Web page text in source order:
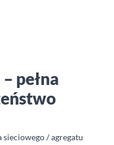
pełna
sieciowego / agregatu